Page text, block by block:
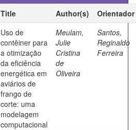
Title Author(s)
Orientador
Uso de
contêiner para
a otimização
da eficiência
energética em
aviários de
frango de
corte: uma
modelagem
computacional
Meulam,
Julie
Cristina
de
Oliveira
Santos,
Reginaldo
Ferreira